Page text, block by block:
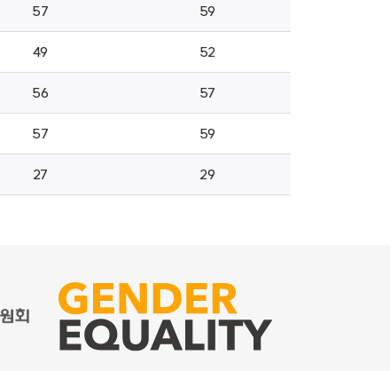
57 59
49 52
56 57
57 59
27 29